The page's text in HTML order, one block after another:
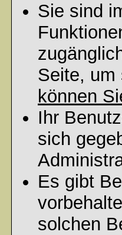
Sie sind
Seite,
können
Ihr
sich
Es gibt
solchen